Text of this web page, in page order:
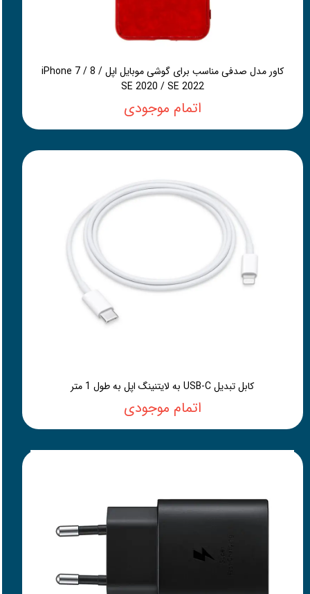
کاور مدل صدفی مناسب برای گوشی موبایل اپل iPhone 7 / 8 /
SE 2020 / SE 2022
اتمام موجودی
کابل تبدیل USB-C به لایتنینگ اپل به طول 1 متر
اتمام موجودی